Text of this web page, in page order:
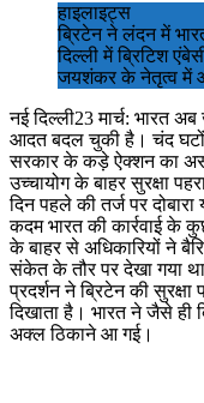
हाइलाइट्स
ब्रिटेन ने लंदन में
दिल्‍ली में ब्रिटिश
जयशंकर के नेतृत्‍व में
नई दिल्‍ली23 मार्च: भारत
आदत बदल चुकी है। चंद घटों
सरकार के कड़े ऐक्‍शन का
उच्‍चायोग के बाहर सुरक्षा
दिन पहले की तर्ज पर
कदम भारत की कार्रवाई के
के बाहर से अधिकारियों ने
संकेत के तौर पर देखा गया
प्रदर्शन ने ब्रिटेन की
दिखाता है। भारत ने जैसे ही
अक्ल ठिकाने आ गई।